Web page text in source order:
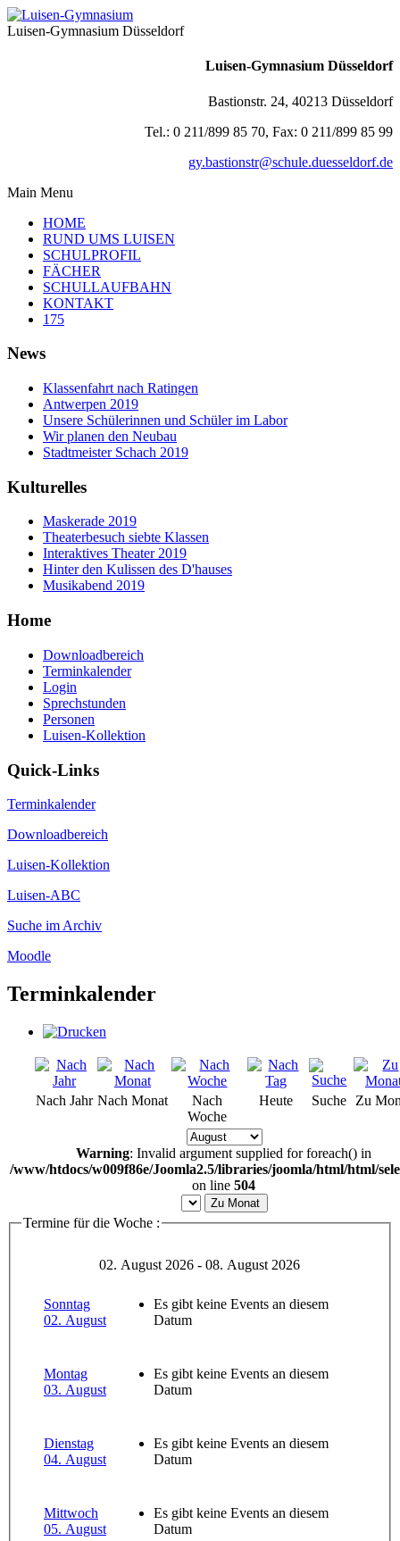
Luisen-Gymnasium Düsseldorf
Luisen-Gymnasium Düsseldorf
Bastionstr. 24, 40213 Düsseldorf
Tel.: 0 211/899 85 70, Fax: 0 211/899 85 99
gy.bastionstr@schule.duesseldorf.de
Main Menu
HOME
RUND UMS LUISEN
SCHULPROFIL
FÄCHER
SCHULLAUFBAHN
KONTAKT
175
News
Klassenfahrt nach Ratingen
Antwerpen 2019
Unsere Schülerinnen und Schüler im Labor
Wir planen den Neubau
Stadtmeister Schach 2019
Kulturelles
Maskerade 2019
Theaterbesuch siebte Klassen
Interaktives Theater 2019
Hinter den Kulissen des D'hauses
Musikabend 2019
Home
Downloadbereich
Terminkalender
Login
Sprechstunden
Personen
Luisen-Kollektion
Quick-Links
Terminkalender
Downloadbereich
Luisen-Kollektion
Luisen-ABC
Suche im Archiv
Moodle
Terminkalender
Nach Jahr Nach Monat
Nach
Woche
Heute Suche Zu
Warning: Invalid argument supplied for foreach() in
/www/htdocs/w009f86e/Joomla2.5/libraries/joomla/html/html/
on line504
Zu Monat
Termine für die Woche :
02. August 2026 - 08. August 2026
Sonntag
02. August
Es gibt keine Events an diesem
Datum
Montag
03. August
Es gibt keine Events an diesem
Datum
Dienstag
04. August
Es gibt keine Events an diesem
Datum
Mittwoch
05. August
Es gibt keine Events an diesem
Datum